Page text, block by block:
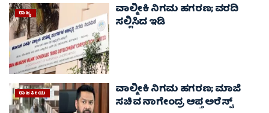
ರಾಜ್ಯ ವಾಲ್ಮೀಕಿ ನಿಗಮ ಹಗರಣ; ವರದಿ
ಸಲ್ಲಿಸಿದ ಇಡಿ
ರಾಜಕೀಯ ವಾಲ್ಮೀಕಿ ನಿಗಮ ಹಗರಣ; ಮಾಜಿ
ಸಚಿವ ನಾಗೇಂದ್ರ ಆಪ್ತ ಅರೆಸ್ಟ್